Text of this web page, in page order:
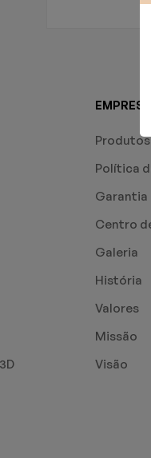
EMPRESA
Produtos
Política
Garantia
Centro
Galeria
História
Valores
Missão
Visão